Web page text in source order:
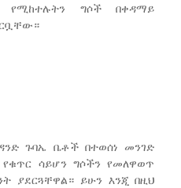
የሚከተሉትን ግሶች በቀዳማይ
ጉባኤ ቤቶች በተወሰነ መንገድ
ሳይሆን ግሶችን የመለዋወጥ
ያደርጓቸዋል። ይሁን እንጂ በዚህ